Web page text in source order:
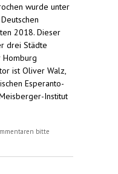
wurde unter
2018. Dieser
drei Städte
Homburg
ist Oliver Walz,
Esperanto-
Institut
Bund in Blieskastel.
bitte